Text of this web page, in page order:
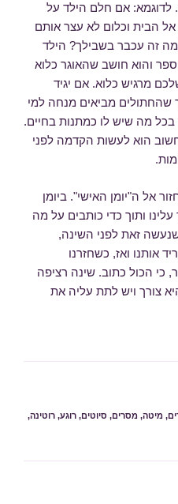
לדוגמא: אם חלם הילד על
הבית וכלום לא עצר אותם
זה עכבר בשבילך? הילד
ספר והוא חושב שהאוגר כלוא
מרגיש כלוא. אם יגיד
מביאים מנחה למי
בכל מה שיש לו כמתנות בחיים.
הוא לעשות הקדמה לפני
אל ה"יומן האישי". ביומן
ותוך כדי כותבים על מה
זאת לפני השינה,
אותנו ואז, כשחזרנו
כי הכול כתוב. שינה רציפה
צורך ויש לתת עליה את
,מיטה,מסרים, סיוטים,רוגע,רוטינה,